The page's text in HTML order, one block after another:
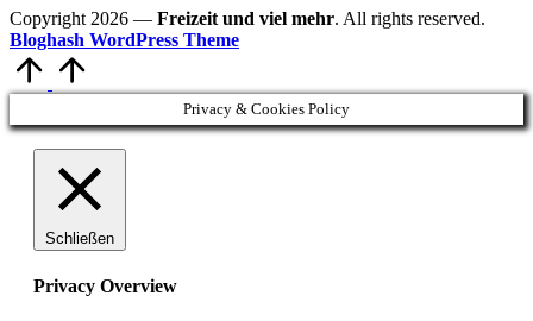
Copyright 2026 — Freizeit und viel mehr. All rights reserved.
Bloghash WordPress Theme
Privacy & Cookies Policy
Schließen
Privacy Overview